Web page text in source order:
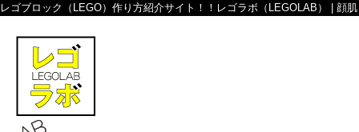
レゴブロック（LEGO）作り方紹介サイト！！レゴラボ（LEGOLAB） | 顔